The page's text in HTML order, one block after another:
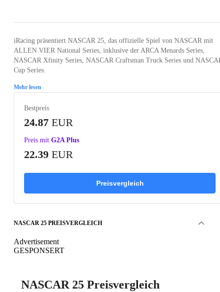
iRacing präsentiert NASCAR 25, das offizielle Spiel von NASCAR mit
ALLEN VIER National Series, inklusive der ARCA Menards Series,
NASCAR Xfinity Series, NASCAR Craftsman Truck Series und
Cup Series.
Mehr lesen
Bestpreis
24.87 EUR
Preis mit G2A Plus
22.39 EUR
Preisvergleich
NASCAR 25 PREISVERGLEICH
Advertisement
GESPONSERT
NASCAR 25 Preisvergleich